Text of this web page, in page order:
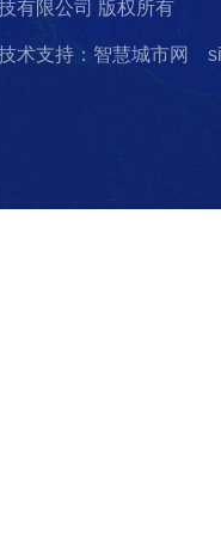
有限公司 版权所有
术支持：智慧城市网